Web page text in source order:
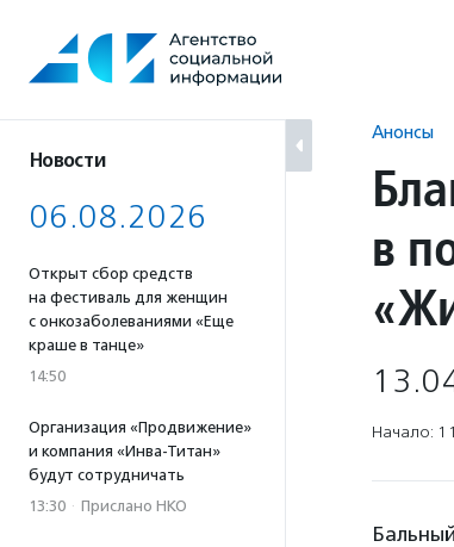
содержанию
Новости
06.08.2026
Открыт сбор средств
на фестиваль для женщин
с онкозаболеваниями «Еще
краше в танце»
14:50
Организация «Продвижение»
и компания «Инва-Титан»
будут сотрудничать
13:30 · Прислано НКО
Анонсы
в
Начало: